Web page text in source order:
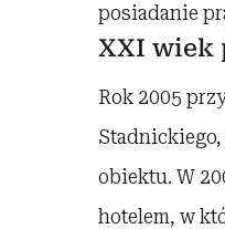
posiadanie
XXI wiek
Rok 2005
obiektu. W
hotelem, w